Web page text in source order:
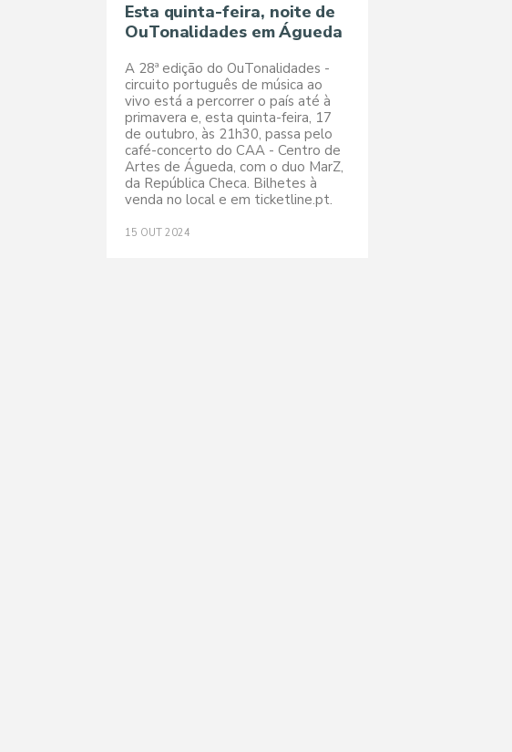
Esta quinta-feira, noite de
OuTonalidades em Águeda
A 28ª edição do OuTonalidades -
circuito português de música ao
vivo está a percorrer o país até à
primavera e, esta quinta-feira, 17
de outubro, às 21h30, passa pelo
café-concerto do CAA - Centro de
Artes de Águeda, com o duo MarZ,
da República Checa. Bilhetes à
venda no local e em ticketline.pt.
15 OUT 2024